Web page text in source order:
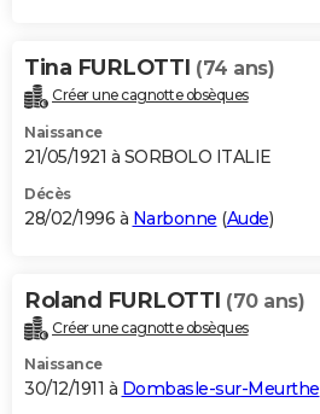
Tina FURLOTTI (74 ans)
Créer une cagnotte obsèques
Naissance
21/05/1921 à SORBOLO ITALIE
Décès
28/02/1996 à Narbonne (Aude)
Roland FURLOTTI (70 ans)
Créer une cagnotte obsèques
Naissance
30/12/1911 à Dombasle-sur-Meurthe